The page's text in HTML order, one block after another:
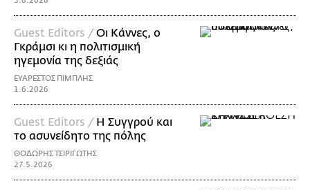
Guest Editors /Οι Κάννες, ο
Γκράμσι κι η πολιτισμική
ηγεμονία της δεξιάς
ΕΥΑΡΕΣΤΟΣ ΠΙΜΠΛΗΣ
1.6.2026
Guest Editors / Η Συγγρού και
το ασυνείδητο της πόλης
ΘΟΔΩΡΗΣ ΤΣΙΡΙΓΩΤΗΣ
27.5.2026